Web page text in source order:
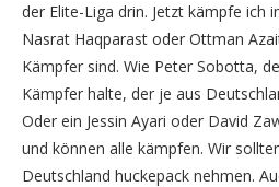
der Elite-Liga drin. Jetzt kämpfe ich
Nasrat Haqparast oder Ottman
Kämpfer sind. Wie Peter Sobotta,
Kämpfer halte, der je aus
Oder ein Jessin Ayari oder David
und können alle kämpfen. Wir
Deutschland huckepack nehmen.